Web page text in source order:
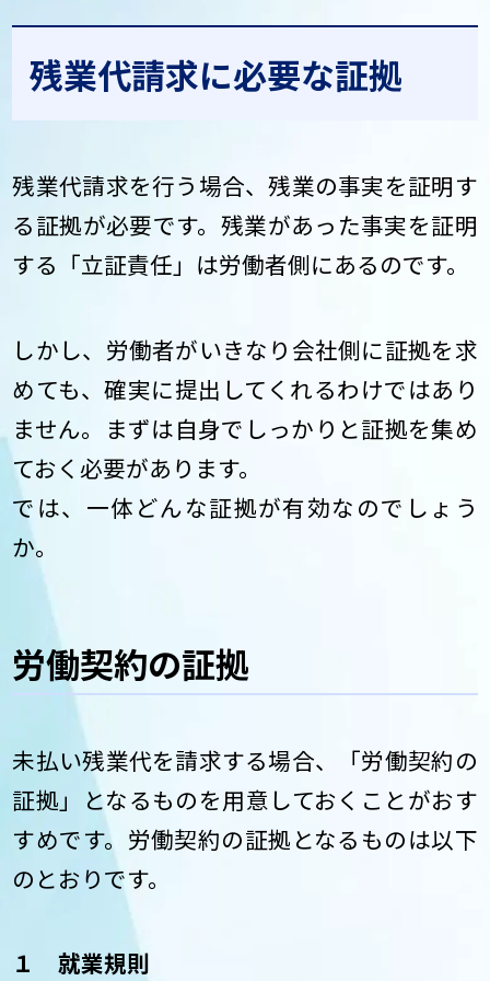
残業代請求に必要な証拠
残業代請求を行う場合、残業の事実を証明す
る証拠が必要です。残業があった事実を証明
する「立証責任」は労働者側にあるのです。
しかし、労働者がいきなり会社側に証拠を求
めても、確実に提出してくれるわけではあり
ません。まずは自身でしっかりと証拠を集め
ておく必要があります。
では、一体どんな証拠が有効なのでしょう
か。
労働契約の証拠
未払い残業代を請求する場合、「労働契約の
証拠」となるものを用意しておくことがおす
すめです。労働契約の証拠となるものは以下
のとおりです。
１ 就業規則